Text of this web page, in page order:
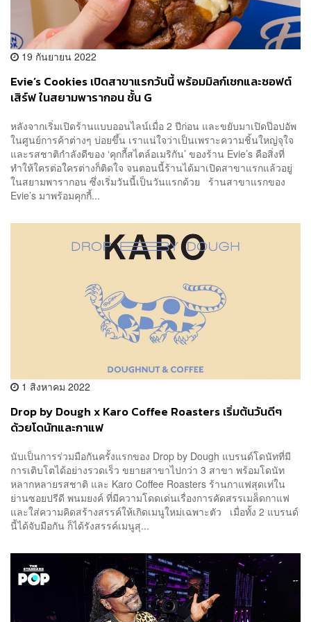
19 กันยายน 2022
Evie’s Cookies เปิดสาขาแรกวันนี้ พร้อมมิลก์เชกและซอฟต์
เสิร์ฟ ในสยามพารากอน ชั้น G
หลังจากเริ่มเปิดร้านแบบออนไลน์เมื่อ 2 ปีก่อน และขยับมาเปิดป๊อปอัพ
ในศูนย์การค้าต่างๆ บ่อยขึ้น เราแน่ใจว่าเป็นเพราะความชิ้นใหญ่จุใจ
และรสชาติกำลังดีของ ‘คุกกี้สไตล์อเมริกัน’ ของร้าน Evie’s คือสิ่งที่
ทำให้ใครต่อใครต่างก็ติดใจ จนตอนนี้ร้านได้มาเปิดสาขาแรกแล้วอยู่
ในสยามพารากอน ซึ่งเริ่มวันนี้เป็นวันแรกด้วย ร้านสาขาแรกของ
Evie’s มาพร้อมคุกกี้...
1 สิงหาคม 2022
Drop by Dough x Karo Coffee Roasters เริ่มต้นวันดีๆ
ด้วยโดนัทและกาแฟ
นับเป็นการร่วมมือกันครั้งแรกของ Drop by Dough แบรนด์โดนัทที่มี
การเติบโตได้อย่างรวดเร็ว ขยายสาขาไปกว่า 3 สาขา พร้อมโดนัท
หลากหลายรสชาติ และ Karo Coffee Roasters ร้านกาแฟสุดเท่ใน
ย่านซอยปรีดี พนมยงค์ ที่มีความโดดเด่นเรื่องการคัดสรรเมล็ดกาแฟ
และใส่ความคิดสร้างสรรค์ให้เกิดเมนูใหม่เฉพาะตัว เมื่อทั้ง 2 แบรนด์
นี้ได้จับมือกัน ก็ได้รังสรรค์เมนูสุ...